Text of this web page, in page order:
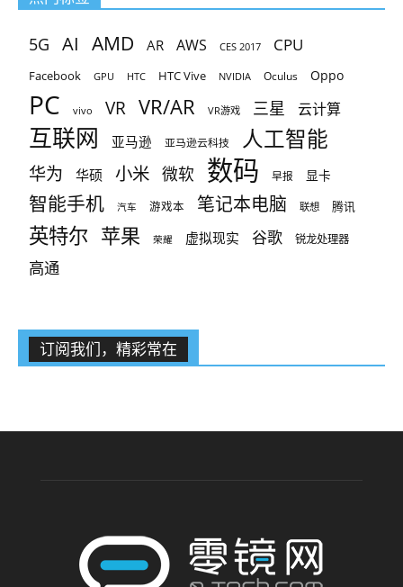
5G AI AMD AR AWS CES 2017 CPU
Facebook GPU HTC HTC Vive NVIDIA Oculus Oppo
PC vivo VR VR/AR VR游戏 三星 云计算
互联网 亚马逊 亚马逊云科技 人工智能
华为 华硕 小米 微软 数码 早报 显卡
智能手机 汽车 游戏本 笔记本电脑 联想 腾讯
英特尔 苹果 荣耀 虚拟现实 谷歌 锐龙处理器
高通
订阅我们，精彩常在